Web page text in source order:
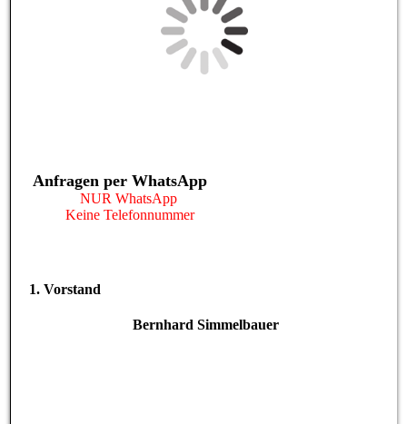
Anfragen per WhatsApp
NUR WhatsApp
Keine Telefonnummer
1. Vorstand
Bernhard Simmelbauer